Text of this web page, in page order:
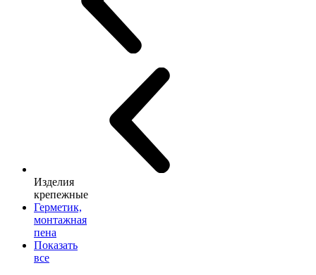
Изделия
крепежные
Герметик,
монтажная
пена
Показать
все